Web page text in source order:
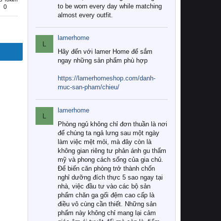
0
to be worn every day while matching
almost every outfit.
L
lamerhome
Hãy đến với lamer Home để sắm
ngay những sản phẩm phù hợp
https://lamerhomeshop.com/danh-
muc-san-pham/chieu/
L
lamerhome
Phòng ngủ không chỉ đơn thuần là nơi
để chúng ta ngả lưng sau một ngày
làm việc mệt mỏi, mà đây còn là
không gian riêng tư phản ánh gu thẩm
mỹ và phong cách sống của gia chủ.
Để biến căn phòng trở thành chốn
nghỉ dưỡng đích thực 5 sao ngay tại
nhà, việc đầu tư vào các bộ sản
phẩm chăn ga gối đệm cao cấp là
điều vô cùng cần thiết. Những sản
phẩm này không chỉ mang lại cảm